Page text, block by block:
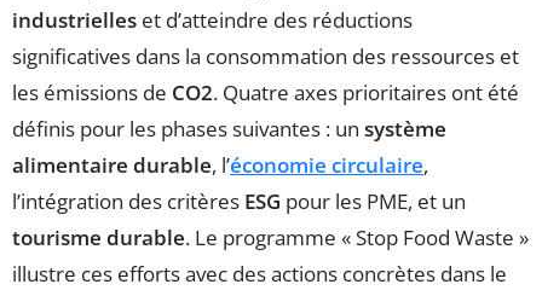
industrielles et d’atteindre des réductions
significatives dans la consommation des ressources et
les émissions de CO2. Quatre axes prioritaires ont été
définis pour les phases suivantes : un système
alimentaire durable, l’économie circulaire,
l’intégration des critères ESG pour les PME, et un
tourisme durable. Le programme « Stop Food Waste »
illustre ces efforts avec des actions concrètes dans le